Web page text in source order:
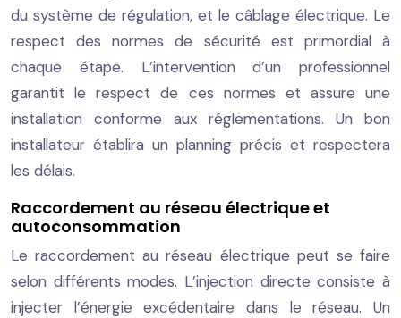
du système de régulation, et le câblage électrique. Le
respect des normes de sécurité est primordial à
chaque étape. L’intervention d’un professionnel
garantit le respect de ces normes et assure une
installation conforme aux réglementations. Un bon
installateur établira un planning précis et respectera
les délais.
Raccordement au réseau électrique et
autoconsommation
Le raccordement au réseau électrique peut se faire
selon différents modes. L’injection directe consiste à
injecter l’énergie excédentaire dans le réseau. Un